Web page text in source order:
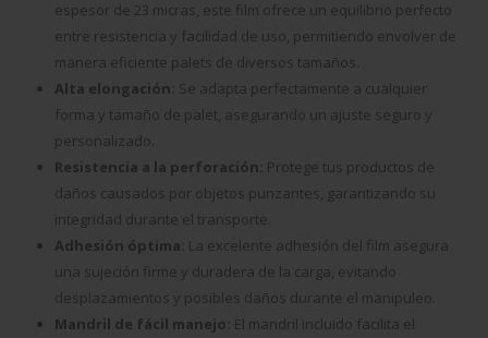
espesor de 23 micras, este film ofrece un equilibrio perfecto
entre resistencia y facilidad de uso, permitiendo envolver de
manera eficiente palets de diversos tamaños.
Alta elongación: Se adapta perfectamente a cualquier
forma y tamaño de palet, asegurando un ajuste seguro y
personalizado.
Resistencia a la perforación: Protege tus productos de
daños causados por objetos punzantes, garantizando su
integridad durante el transporte.
Adhesión óptima: La excelente adhesión del film asegura
una sujeción firme y duradera de la carga, evitando
desplazamientos y posibles daños durante el manipuleo.
Mandril de fácil manejo: El mandril incluido facilita el